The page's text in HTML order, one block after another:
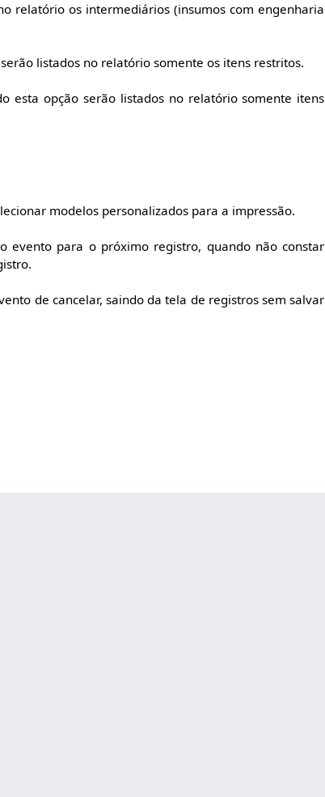
relatório os intermediários (insumos com engenharia
listados no relatório somente os itens restritos.
esta opção serão listados no relatório somente itens
modelos personalizados para a impressão.
evento para o próximo registro, quando não constar
de cancelar, saindo da tela de registros sem salvar